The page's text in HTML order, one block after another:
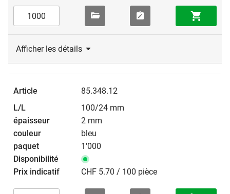
Afficher les détails
85.348.12
100/24 mm
2 mm
bleu
1'000
CHF 5.70 / 100 pièce